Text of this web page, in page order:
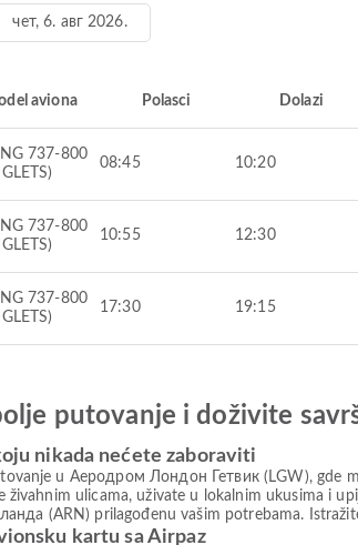
чет, 6. авг 2026.
aviona Polasci Dolazi
737-800
08:45 10:20
737-800
10:55 12:30
737-800
17:30 19:15
putovanje i doživite
nikada nećete zaboraviti
u Аеродром Лондон Гетвик (LGW), gde
živahnim ulicama, uživate u lokalnim ukusima i
(ARN) prilagođenu vašim potrebama.
kartu sa Airpaz